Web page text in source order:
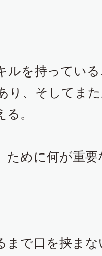
ルを持ってい
り、そしてま
。
ために何が重
まで口を挟ま